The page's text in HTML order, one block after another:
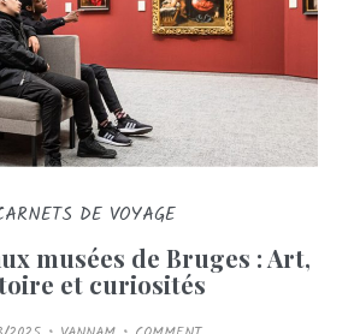
DE VOYAGE
musées de Bruges : Art,
et curiosités